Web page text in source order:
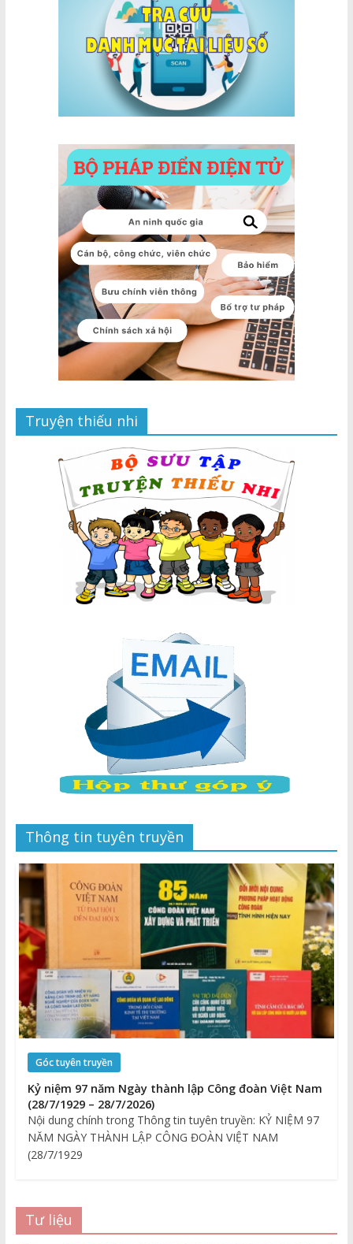
Truyện thiếu nhi
Thông tin tuyên truyền
Góc tuyên truyền
Kỷ niệm 97 năm Ngày thành lập Công đoàn Việt Nam
(28/7/1929 – 28/7/2026)
Nội dung chính trong Thông tin tuyên truyền: KỶ NIỆM 97
NĂM NGÀY THÀNH LẬP CÔNG ĐOÀN VIỆT NAM
(28/7/1929
Tư liệu